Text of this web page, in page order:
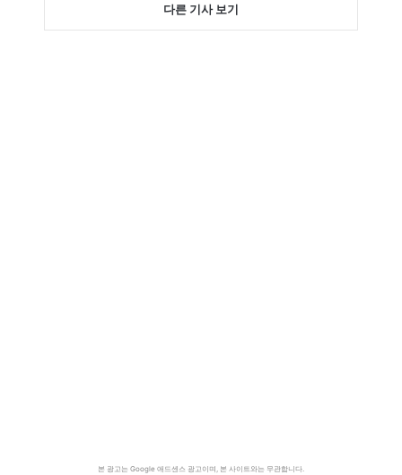
다른 기사 보기
본 광고는 Google 애드센스 광고이며, 본 사이트와는 무관합니다.